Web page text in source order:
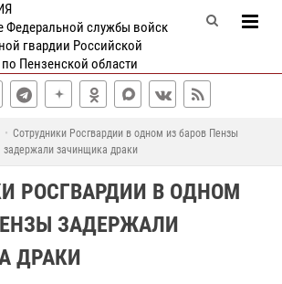
Федеральной службы войск
гвардии Российской
Пензенской области
Сотрудники Росгвардии в одном из баров Пензы
задержали зачинщика драки
РОСГВАРДИИ В ОДНОМ
ЗАДЕРЖАЛИ
ДРАКИ